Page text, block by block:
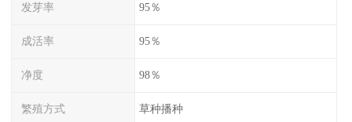
发芽率 95％
成活率 95％
净度 98％
繁殖方式 草种播种